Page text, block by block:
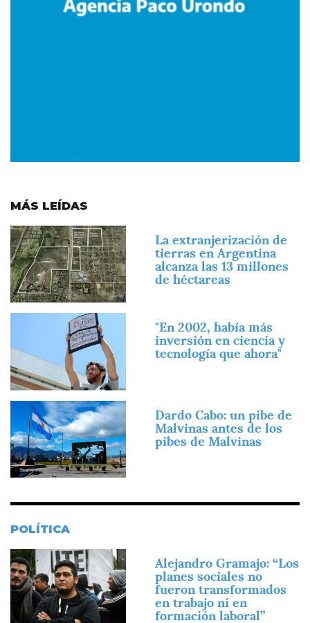
MÁS LEÍDAS
Imagen
La extranjerización de
tierras en Argentina
alcanza las 13 millones
de héctareas
"En 2002, había más
inversión en ciencia y
tecnología que ahora"
Imagen
Dardo Cabo: un pibe de
Malvinas antes de los
pibes de Malvinas
POLÍTICA
Imagen
Alejandro Gramajo: “Los
planes sociales no
fueron transformados
en trabajo ni en
formación laboral”